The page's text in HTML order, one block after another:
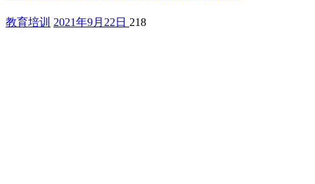
教育培训 2021年9月22日 218